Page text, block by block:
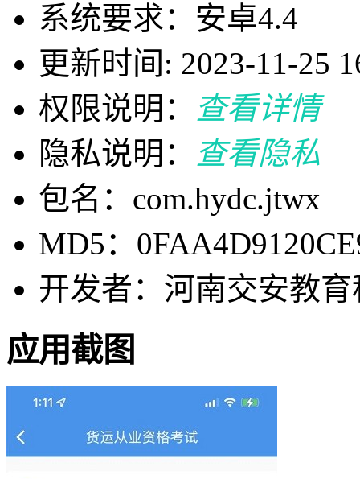
系统要求：安卓4.4
更新时间: 2023-11-25
权限说明：
查看详情
隐私说明：
查看隐私
包名：com.hydc.jtwx
MD5：
开发者：河南交安教
应用截图